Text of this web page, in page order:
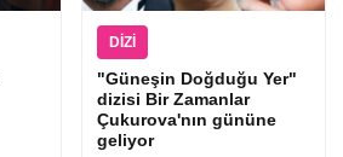
DIZI
"Güneşin Doğduğu Yer"
dizisi Bir Zamanlar
Çukurova'nın gününe
geliyor